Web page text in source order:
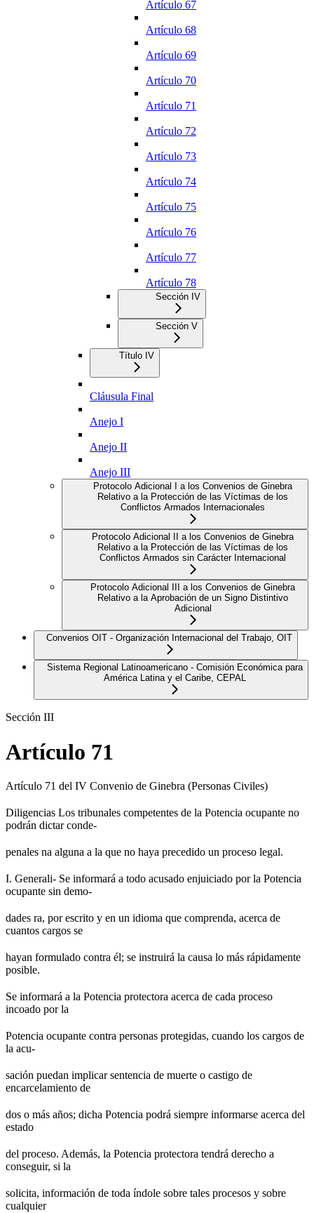
Artículo 67
Artículo 68
Artículo 69
Artículo 70
Artículo 71
Artículo 72
Artículo 73
Artículo 74
Artículo 75
Artículo 76
Artículo 77
Artículo 78
Sección IV
Sección V
Título IV
Cláusula Final
Anejo I
Anejo II
Anejo III
Protocolo Adicional I a los Convenios de Ginebra
Relativo a la Protección de las Víctimas de los
Conflictos Armados Internacionales
Protocolo Adicional II a los Convenios de Ginebra
Relativo a la Protección de las Víctimas de los
Conflictos Armados sin Carácter Internacional
Protocolo Adicional III a los Convenios de Ginebra
Relativo a la Aprobación de un Signo Distintivo
Adicional
Convenios OIT - Organización Internacional del Trabajo, OIT
Sistema Regional Latinoamericano - Comisión Económica para
América Latina y el Caribe, CEPAL
Sección III
Artículo 71
Artículo 71 del IV Convenio de Ginebra (Personas Civiles)
Diligencias Los tribunales competentes de la Potencia ocupante no
podrán dictar conde-
penales na alguna a la que no haya precedido un proceso legal.
I. Generali- Se informará a todo acusado enjuiciado por la Potencia
ocupante sin demo-
dades ra, por escrito y en un idioma que comprenda, acerca de
cuantos cargos se
hayan formulado contra él; se instruirá la causa lo más rápidamente
posible.
Se informará a la Potencia protectora acerca de cada proceso
incoado por la
Potencia ocupante contra personas protegidas, cuando los cargos de
la acu-
sación puedan implicar sentencia de muerte o castigo de
encarcelamiento de
dos o más años; dicha Potencia podrá siempre informarse acerca del
estado
del proceso. Además, la Potencia protectora tendrá derecho a
conseguir, si la
solicita, información de toda índole sobre tales procesos y sobre
cualquier